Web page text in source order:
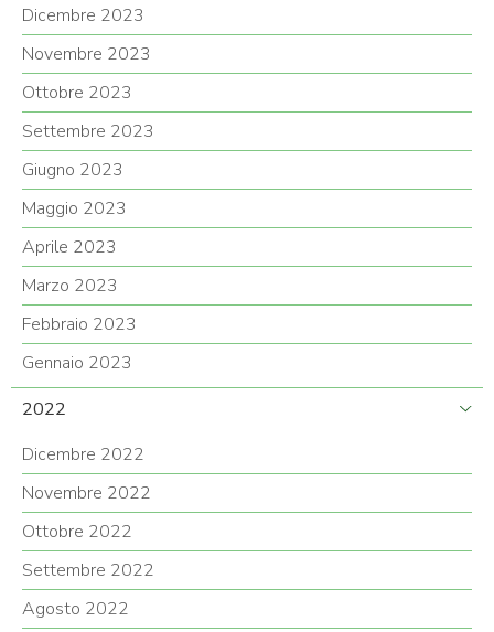
Dicembre 2023
Novembre 2023
Ottobre 2023
Settembre 2023
Giugno 2023
Maggio 2023
Aprile 2023
Marzo 2023
Febbraio 2023
Gennaio 2023
2022
Dicembre 2022
Novembre 2022
Ottobre 2022
Settembre 2022
Agosto 2022